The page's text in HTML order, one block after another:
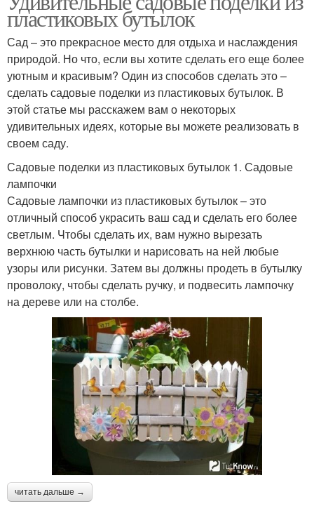
пластиковых бутылок
Сад – это прекрасное место для отдыха и наслаждения
природой. Но что, если вы хотите сделать его еще более
уютным и красивым? Один из способов сделать это –
сделать садовые поделки из пластиковых бутылок. В
этой статье мы расскажем вам о некоторых
удивительных идеях, которые вы можете реализовать в
своем саду.
Садовые поделки из пластиковых бутылок 1. Садовые
лампочки
Садовые лампочки из пластиковых бутылок – это
отличный способ украсить ваш сад и сделать его более
светлым. Чтобы сделать их, вам нужно вырезать
верхнюю часть бутылки и нарисовать на ней любые
узоры или рисунки. Затем вы должны продеть в бутылку
проволоку, чтобы сделать ручку, и подвесить лампочку
на дереве или на столбе.
читать дальше →